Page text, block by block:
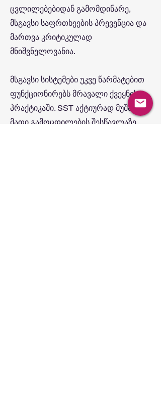
ცვლილებებიდან გამომდინარე,
მსგავსი საფრთხეების პრევენცია და
მართვა კრიტიკულად
მნიშვნელოვანია.
მსგავსი სისტემები უკვე წარმატებით
ფუნქციონირებს მრავალი ქვეყნის
პრაქტიკაში. SST აქტიურად მუშაობს
მათი გამოცდილების შესწავლაზე,